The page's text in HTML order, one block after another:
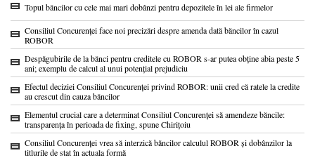
Topul băncilor cu cele mai mari dobânzi pentru depozitele în lei ale firmelor
Consiliul Concurenței face noi precizări despre amenda dată băncilor în cazul
ROBOR
Despăgubirile de la bănci pentru creditele cu ROBOR s-ar putea obține abia peste 5
ani; exemplu de calcul al unui potențial prejudiciu
Efectul deciziei Consiliul Concurenței privind ROBOR: unii cred că ratele la credite
au crescut din cauza băncilor
Elementul crucial care a determinat Consiliul Concurenței să amendeze băncile:
transparența în perioada de fixing, spune Chirițoiu
Consiliul Concurenței vrea să interzică băncilor calculul ROBOR și dobânzilor la
titlurile de stat în actuala formă